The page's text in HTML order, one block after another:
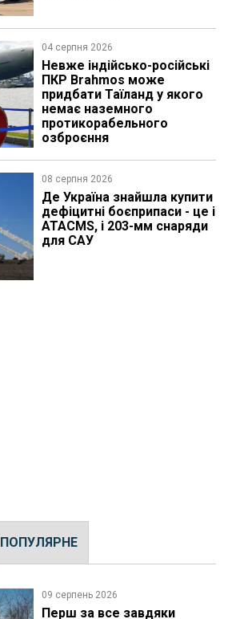
04 серпня 2026
Невже індійсько-російські
ПКР Brahmos може
придбати Таїланд у якого
немає наземного
протикорабельного
озброєння
08 серпня 2026
Де Україна знайшла купити
дефіцитні боєприпаси - це і
ATACMS, і 203-мм снаряди
для САУ
ПОПУЛЯРНЕ
09 серпень 2026
Перш за все завдяки